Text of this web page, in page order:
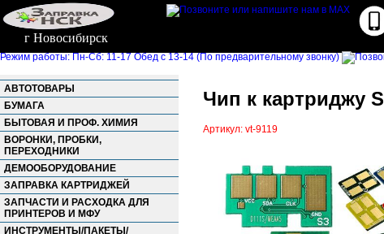
г Новосибирск
Режим работы: Пн-Сб: 11-17 Обед с 13-14 (По предварительному звонку)
АВТОТОВАРЫ
БУМАГА
БЫТОВАЯ И ПРОФ. ХИМИЯ
ВОРОНКИ, ПРОБКИ,
ПЕРЕХОДНИКИ
ДЕМООБОРУДОВАНИЕ
ЗАПРАВКА КАРТРИДЖЕЙ
ЗАПЧАСТИ И РАСХОДКА ДЛЯ
ПРИНТЕРОВ И МФУ
ИНСТРУМЕНТЫ/ПАКЕТЫ/
Чип к картриджу
Артикул: vt-9119